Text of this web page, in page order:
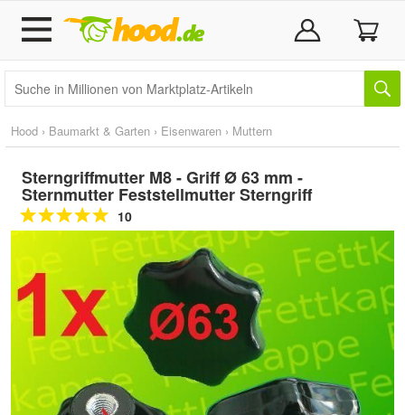
Hood › Baumarkt & Garten › Eisenwaren › Muttern
Sterngriffmutter M8 - Griff Ø 63 mm -
Sternmutter Feststellmutter Sterngriff
10